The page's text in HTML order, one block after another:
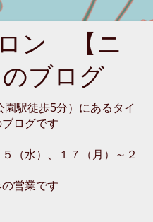
ン 【ニ
ブログ
駅徒歩5分）にあるタイ
ログです
（水）、１７（月）～２
営業です